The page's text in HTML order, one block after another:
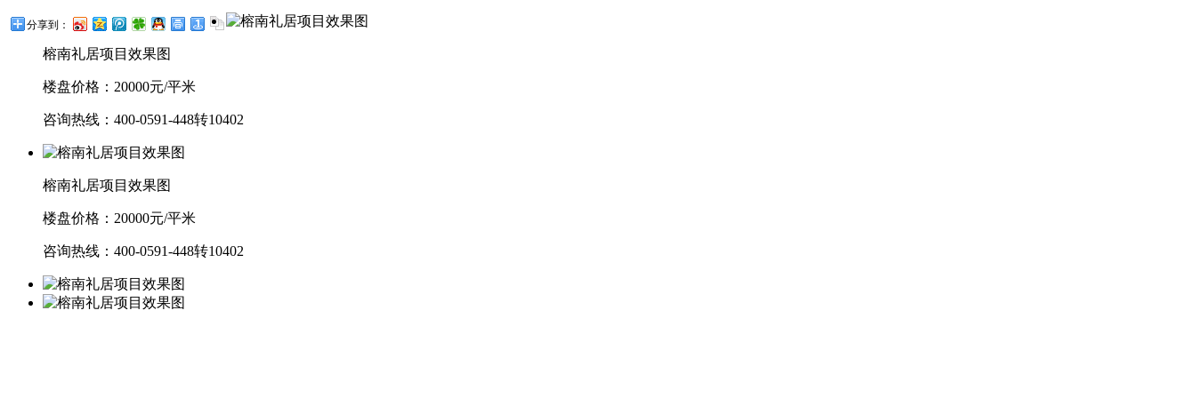
分享到：
榕南礼居项目效果图
楼盘价格：20000元/平米
咨询热线：400-0591-448转10402
榕南礼居项目效果图
楼盘价格：20000元/平米
咨询热线：400-0591-448转10402